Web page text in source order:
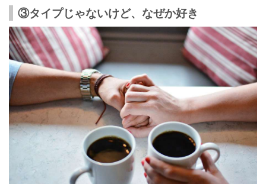
③タイプじゃないけど、なぜか好き